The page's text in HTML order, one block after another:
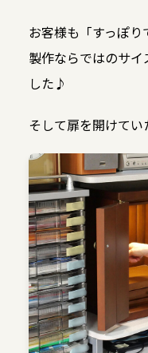
お客様も「すっぽ
製作ならではのサ
した♪
そして扉を開けて